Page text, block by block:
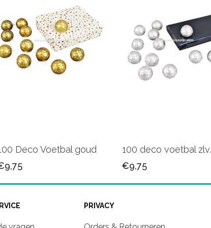
Deco Voetbal goud
100 deco voetbal zlv.
€9,75
PRIVACY